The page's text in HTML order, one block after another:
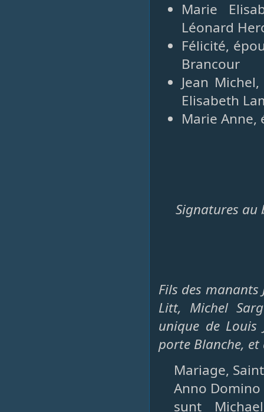
Marie
Léonard
Félicité,
Brancour
Jean
Elisabeth
Marie Anne,
Signatures au
Fils des manants
Litt, Michel
unique de Louis
porte Blanche, et
Mariage,
Anno
sunt